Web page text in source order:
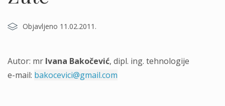
Objavljeno 11.02.2011.
Autor: mr Ivana Bakočević, dipl. ing. tehnologije
e-mail: bakocevici@gmail.com